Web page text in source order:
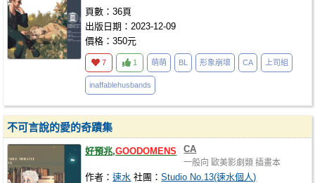
頁數：36頁
出版日期：2023-12-09
價格：350元
7 1 萌萌 BL 形象崩壞 CA 上司組
inaffablehusbands
不可言說的愛的奇蹟集
好預兆,GOODOMENS CA
一般向 歐美影劇類 插畫本
作者：速水 社團：Studio No.13(速水個人)